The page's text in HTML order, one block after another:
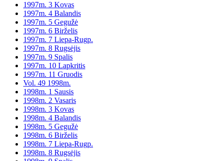
1997m. 3 Kovas
1997m. 4 Balandis
1997m. 5 Gegužė
1997m. 6 Birželis
1997m. 7 Liepa-Rugp.
1997m. 8 Rugsėjis
1997m. 9 Spalis
1997m. 10 Lapkritis
1997m. 11 Gruodis
Vol. 49 1998m.
1998m. 1 Sausis
1998m. 2 Vasaris
1998m. 3 Kovas
1998m. 4 Balandis
1998m. 5 Gegužė
1998m. 6 Birželis
1998m. 7 Liepa-Rugp.
1998m. 8 Rugsėjis